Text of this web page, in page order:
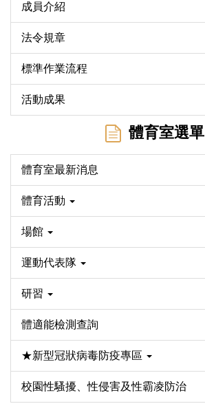
成員介紹
法令規章
標準作業流程
活動成果
體育室選單
體育室最新消息
體育活動
場館
運動代表隊
研習
體適能檢測查詢
★新型冠狀病毒防疫專區
校園性騷擾、性侵害及性霸凌防治